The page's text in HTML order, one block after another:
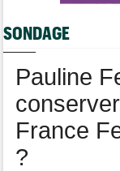
Dorian Godon
Média
SONDAGE
Pauline
France
?